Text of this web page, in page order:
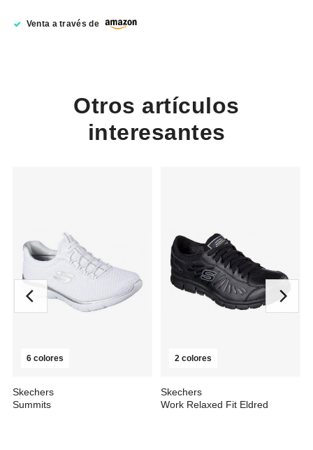
Venta a través de
Otros artículos
interesantes
6 colores
Skechers
Summits
2 colores
Skechers
Work Relaxed Fit Eldred